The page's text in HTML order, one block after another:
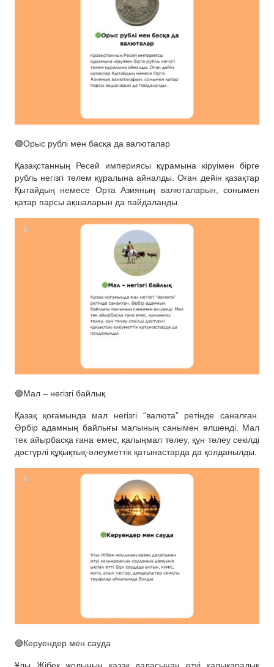
🟢Орыс рублі мен басқа да валюталар
Қазақстанның Ресей империясы құрамына кіруімен бірге
рубль негізгі төлем құралына айналды. Оған дейін қазақтар
Қытайдың немесе Орта Азияның валюталарын, сонымен
қатар парсы ақшаларын да пайдаланды.
🟢Мал – негізгі байлық
Қазақ қоғамында мал негізгі “валюта” ретінде саналған.
Әрбір адамның байлығы малының санымен өлшенді. Мал
тек айырбасқа ғана емес, қалыңмал төлеу, құн төлеу секілді
дәстүрлі құқықтық-әлеуметтік қатынастарда да қолданылды.
🟢Керуендер мен сауда
Ұлы Жібек жолының қазақ даласынан өтуі халықаралық